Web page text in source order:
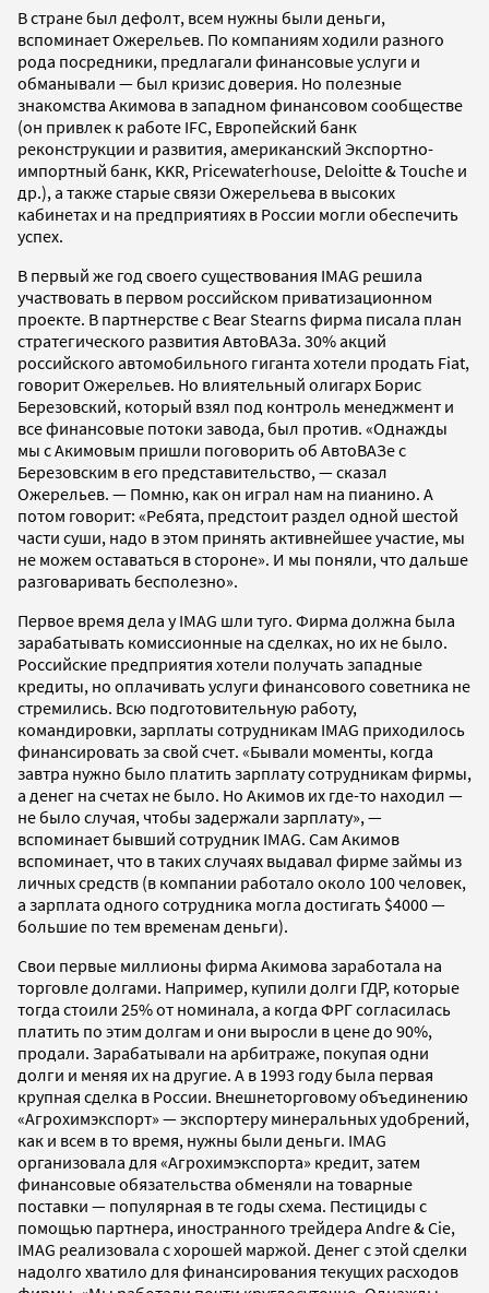
В стране был дефолт, всем нужны были деньги,
вспоминает Ожерельев. По компаниям ходили разного
рода посредники, предлагали финансовые услуги и
обманывали — был кризис доверия. Но полезные
знакомства Акимова в западном финансовом сообществе
(он привлек к работе IFC, Европейский банк
реконструкции и развития, американский Экспортно-
импортный банк, KKR, Pricewaterhouse, Deloitte & Touche и
др.), а также старые связи Ожерельева в высоких
кабинетах и на предприятиях в России могли обеспечить
успех.
В первый же год своего существования IMAG решила
участвовать в первом российском приватизационном
проекте. В партнерстве с Bear Stearns фирма писала план
стратегического развития АвтоВАЗа. 30% акций
российского автомобильного гиганта хотели продать Fiat,
говорит Ожерельев. Но влиятельный олигарх Борис
Березовский, который взял под контроль менеджмент и
все финансовые потоки завода, был против. «Однажды
мы с Акимовым пришли поговорить об АвтоВАЗе с
Березовским в его представительство, — сказал
Ожерельев. — Помню, как он играл нам на пианино. А
потом говорит: «Ребята, предстоит раздел одной шестой
части суши, надо в этом принять активнейшее участие, мы
не можем оставаться в стороне». И мы поняли, что дальше
разговаривать бесполезно».
Первое время дела у IMAG шли туго. Фирма должна была
зарабатывать комиссионные на сделках, но их не было.
Российские предприятия хотели получать западные
кредиты, но оплачивать услуги финансового советника не
стремились. Всю подготовительную работу,
командировки, зарплаты сотрудникам IMAG приходилось
финансировать за свой счет. «Бывали моменты, когда
завтра нужно было платить зарплату сотрудникам фирмы,
а денег на счетах не было. Но Акимов их где-то находил —
не было случая, чтобы задержали зарплату», —
вспоминает бывший сотрудник IMAG. Сам Акимов
вспоминает, что в таких случаях выдавал фирме займы из
личных средств (в компании работало около 100 человек,
а зарплата одного сотрудника могла достигать $4000 —
большие по тем временам деньги).
Свои первые миллионы фирма Акимова заработала на
торговле долгами. Например, купили долги ГДР, которые
тогда стоили 25% от номинала, а когда ФРГ согласилась
платить по этим долгам и они выросли в цене до 90%,
продали. Зарабатывали на арбитраже, покупая одни
долги и меняя их на другие. А в 1993 году была первая
крупная сделка в России. Внешнеторговому объединению
«Агрохимэкспорт» — экспортеру минеральных удобрений,
как и всем в то время, нужны были деньги. IMAG
организовала для «Агрохимэкспорта» кредит, затем
финансовые обязательства обменяли на товарные
поставки — популярная в те годы схема. Пестициды с
помощью партнера, иностранного трейдера Andre & Cie,
IMAG реализовала с хорошей маржой. Денег с этой сделки
надолго хватило для финансирования текущих расходов